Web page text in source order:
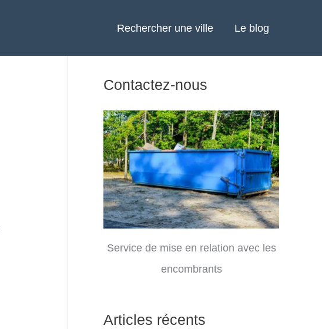
Rechercher une ville Le blog
Contactez-nous
Service de mise en relation avec les
encombrants
Articles récents